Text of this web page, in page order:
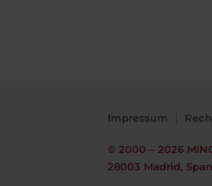
Impressum
© 2000 – 2026
28003 Madrid,